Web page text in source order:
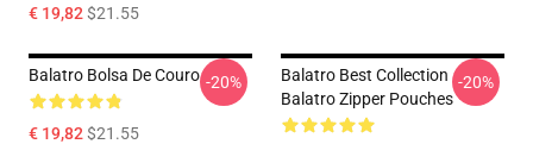
€ 19,82$21.55
Balatro Bolsa De Couro
€ 19,82$21.55
-20%
Balatro Best Collection
Balatro Zipper Pouches
-20%